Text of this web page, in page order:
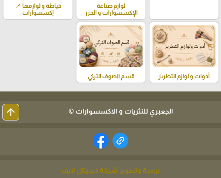
لوازم صناعة
الإكسسوارات و الخرز
خياطة و لوازمها 📌
إكسسوارات
أدوات و لوازم التطريز قسم الصوف التركي
الجعبري للنثريات و الاكسسوارات © arrow_upward
برمجة وتطوير شركة ديجيتال لايف